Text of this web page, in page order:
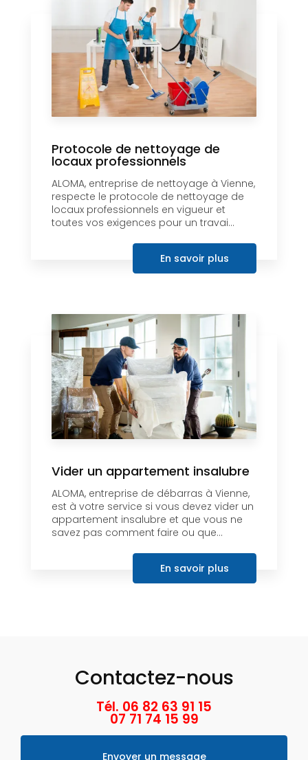
Protocole de nettoyage de
locaux professionnels
ALOMA, entreprise de nettoyage à Vienne,
respecte le protocole de nettoyage de
locaux professionnels en vigueur et
toutes vos exigences pour un travai...
En savoir plus
Vider un appartement insalubre
ALOMA, entreprise de débarras à Vienne,
est à votre service si vous devez vider un
appartement insalubre et que vous ne
savez pas comment faire ou que...
En savoir plus
Contactez-nous
Tél. 06 82 63 91 15
07 71 74 15 99
Envoyer un message